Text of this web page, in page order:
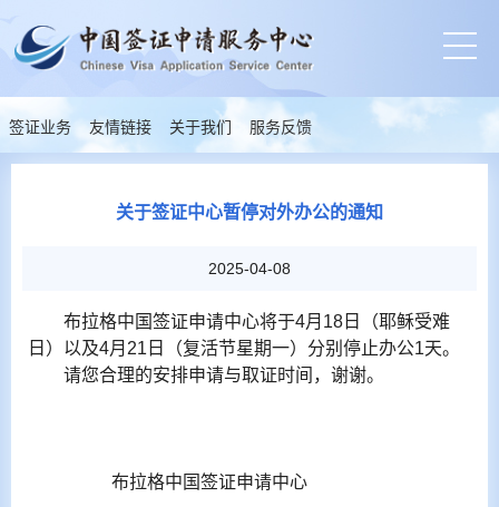
签证业务 友情链接 关于我们 服务反馈
关于签证中心暂停对外办公的通知
2025-04-08
布拉格中国签证申请中心将于4月18日（耶稣受难
日）以及4月21日（复活节星期一）分别停止办公1天。
请您合理的安排申请与取证时间，谢谢。
布拉格中国签证申请中心